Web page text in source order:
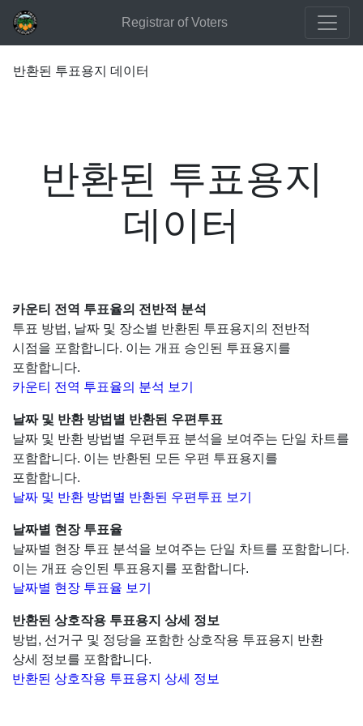
Registrar of Voters
반환된 투표용지 데이터
반환된 투표용지
데이터
카운티 전역 투표율의 전반적 분석
투표 방법, 날짜 및 장소별 반환된 투표용지의 전반적
시점을 포함합니다. 이는 개표 승인된 투표용지를
포함합니다.
카운티 전역 투표율의 분석 보기
날짜 및 반환 방법별 반환된 우편투표
날짜 및 반환 방법별 우편투표 분석을 보여주는 단일 차트를
포함합니다. 이는 반환된 모든 우편 투표용지를
포함합니다.
날짜 및 반환 방법별 반환된 우편투표 보기
날짜별 현장 투표율
날짜별 현장 투표 분석을 보여주는 단일 차트를 포함합니다.
이는 개표 승인된 투표용지를 포함합니다.
날짜별 현장 투표율 보기
반환된 상호작용 투표용지 상세 정보
방법, 선거구 및 정당을 포함한 상호작용 투표용지 반환
상세 정보를 포함합니다.
반환된 상호작용 투표용지 상세 정보